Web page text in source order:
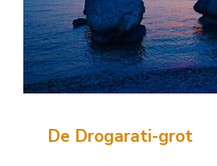
De Drogarati-grot